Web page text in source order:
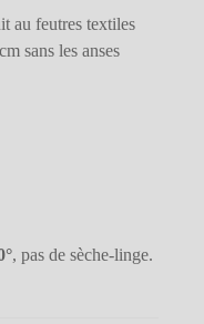
au feutres textiles
sans les anses
, pas de sèche-linge.